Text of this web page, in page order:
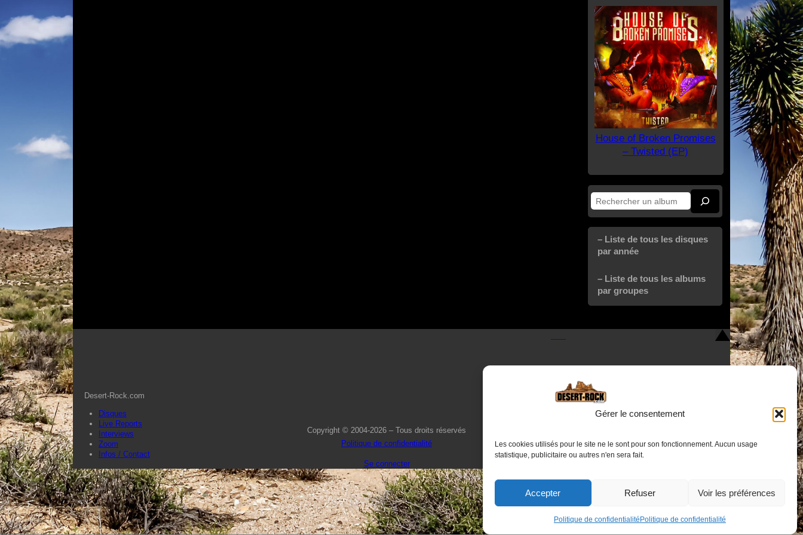
Gérer le consentement
Les cookies utilisés pour le site ne le sont pour son fonctionnement. Aucun usage
statistique, publicitaire ou autres n'en sera fait.
Accepter Refuser Voir les préférences
Politique de confidentialité Politique de confidentialité
House of Broken Promises
– Twisted (EP)
Rechercher
– Liste de tous les disques
par année
– Liste de tous les albums
par groupes
Desert-Rock.com
Disques
Live Reports
Interviews
Zoom
Infos / Contact
Copyright © 2004-2026 – Tous droits réservés
Politique de confidentialité
Se connecter
Nous contacter